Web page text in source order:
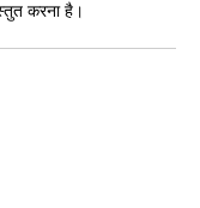
करना है।